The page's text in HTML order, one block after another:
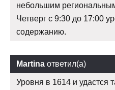
небольшим
Четверг с 9:30 до 17:00
содержанию.
Martina ответил(а)
Уровня в 1614 и удастся